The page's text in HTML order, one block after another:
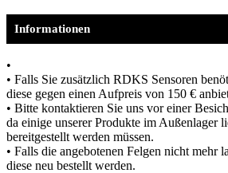
Informationen
•
• Falls Sie zusätzlich RDKS Sensoren
diese gegen einen Aufpreis von 150 €
• Bitte kontaktieren Sie uns vor einer
da einige unserer Produkte im Außenlager
bereitgestellt werden müssen.
• Falls die angebotenen Felgen nicht mehr
diese neu bestellt werden.